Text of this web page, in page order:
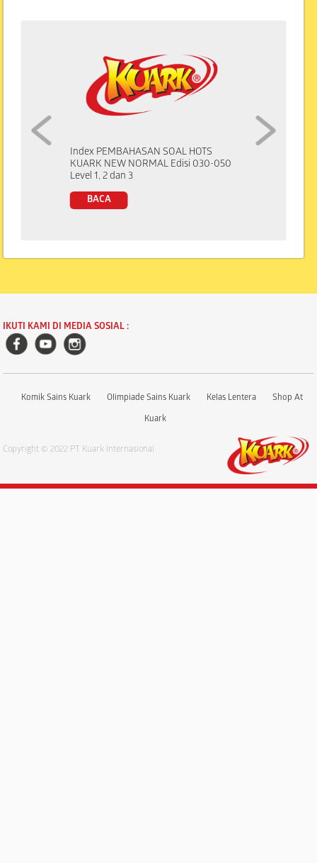
Index PEMBAHASAN SOAL HOTS
KUARK NEW NORMAL Edisi 030-050
Level 1, 2 dan 3
IKUTI KAMI DI MEDIA SOSIAL :
Komik Sains Kuark Olimpiade Sains Kuark Kelas Lentera
Shop At
Kuark
Copyright © 2022 PT. Kuark Internasional